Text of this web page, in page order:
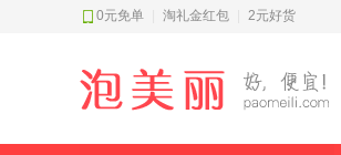
0元免单 淘礼金红包 2元好货